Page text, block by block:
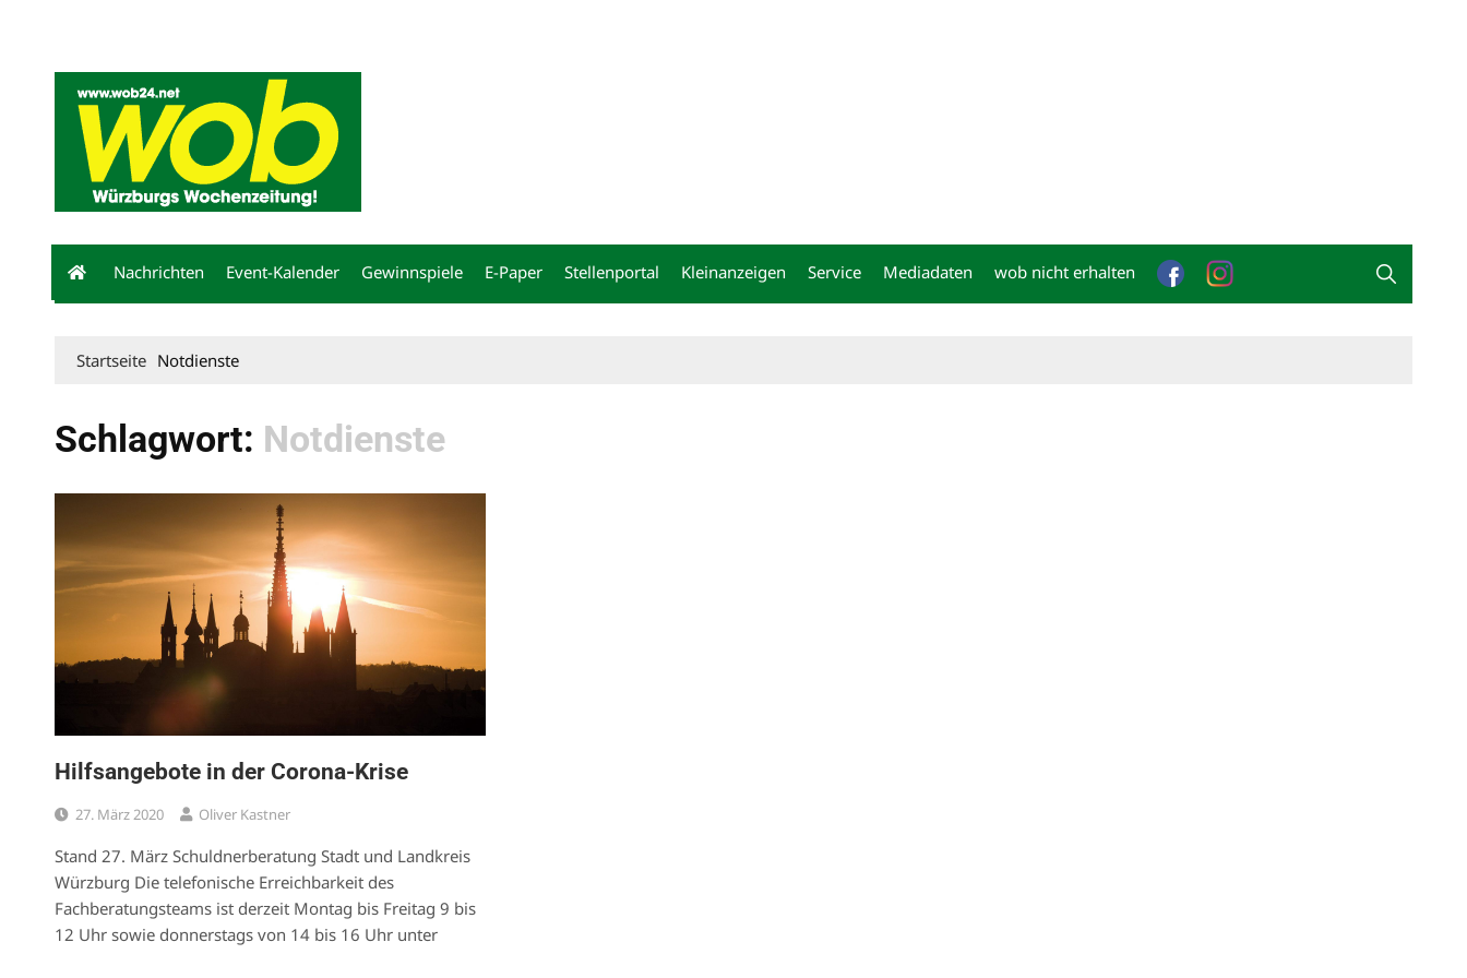
Nachrichten Event-Kalender Gewinnspiele E-Paper Stellenportal Kleinanzeigen Service Mediadaten wob nicht erhalten
Startseite Notdienste
Schlagwort: Notdienste
Hilfsangebote in der Corona-Krise
27. März 2020 Oliver Kastner
Stand 27. März Schuldnerberatung Stadt und Landkreis
Würzburg Die telefonische Erreichbarkeit des
Fachberatungsteams ist derzeit Montag bis Freitag 9 bis
12 Uhr sowie donnerstags von 14 bis 16 Uhr unter